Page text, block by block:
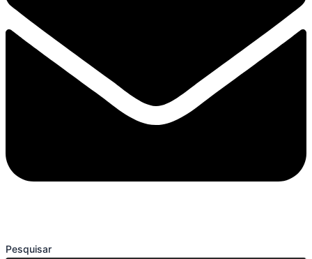
Pesquisar